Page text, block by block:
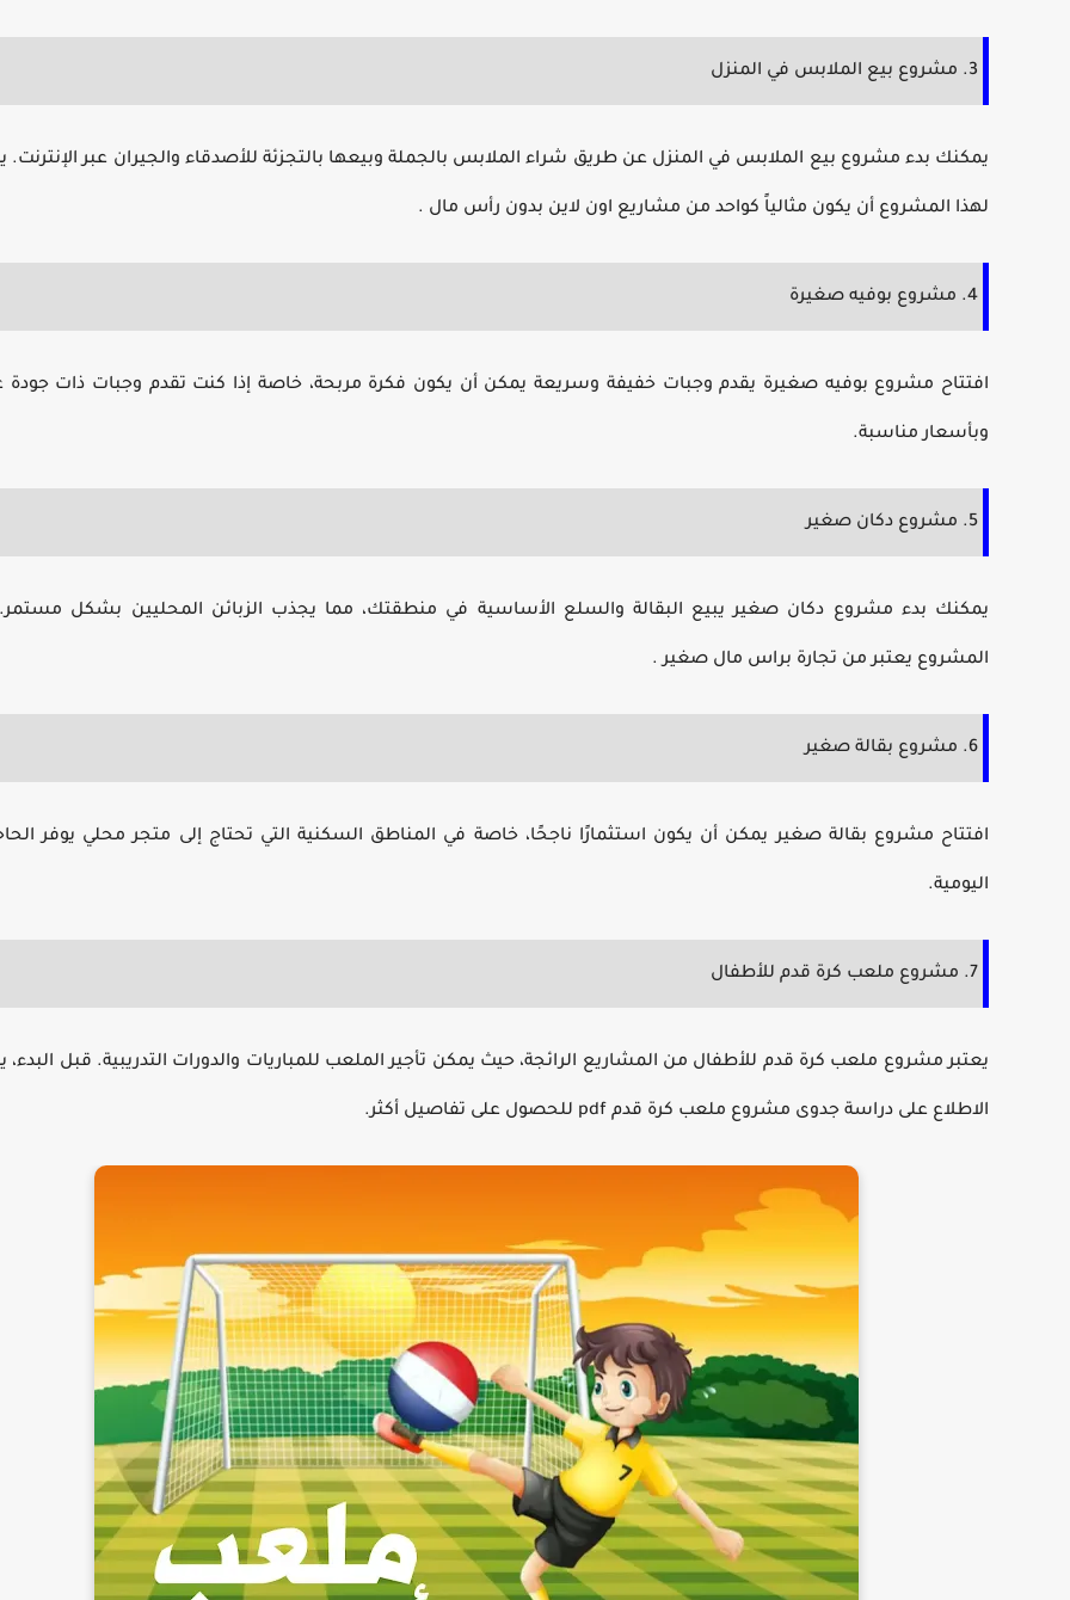
3. مشروع بيع الملابس في المنزل
يمكنك بدء مشروع بيع الملابس في المنزل عن طريق شراء الملابس بالجملة وبيعها بالتجزئة للأصدقاء والجيران عبر الإنترنت.
لهذا المشروع أن يكون مثالياً كواحد من مشاريع اون لاين بدون رأس مال .
4. مشروع بوفيه صغيرة
افتتاح مشروع بوفيه صغيرة يقدم وجبات خفيفة وسريعة يمكن أن يكون فكرة مربحة، خاصة إذا كنت تقدم وجبات ذات جودة
وبأسعار مناسبة.
5. مشروع دكان صغير
يمكنك بدء مشروع دكان صغيريبيع البقالة والسلع الأساسية في منطقتك، مما يجذب الزبائن المحليين بشكل
المشروع يعتبر من تجارة براس مال صغير .
6. مشروع بقالة صغير
افتتاح مشروع بقالة صغيريمكن أن يكون استثمارًا ناجحًا، خاصة في المناطق السكنية التي تحتاج إلى متجر محلي يوفر
اليومية.
7. مشروع ملعب كرة قدم للأطفال
يعتبرمشروع ملعب كرة قدم للأطفال من المشاريع الرائجة، حيث يمكن تأجير الملعب للمباريات والدورات التدريبية. قبل البدء،
الاطلاع على دراسة جدوى مشروع ملعب كرة قدم pdf للحصول على تفاصيل أكثر.